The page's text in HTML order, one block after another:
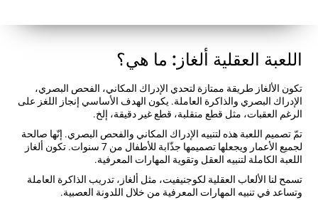
اللعبة العقلية ألغاز: ما هي؟
تكون الألغاز طريقة ممتازة لتحدي الإدراك المكاني، الفحص البصري،
الإدراك البصري والذاكرة العاملة. يكون الهدف الأساسي إنجاز اللغز على
الرغم العقبات، مثل قطع منقلبة، قطع غير دقيقة، إلخ.
تمّ تصميم اللعبة هذه لتنبيه الإدراك المكاني والفحص البصري. إنّها صالحة
لجميع الأعمار ويجعلها تصميمها جذّابة للأطفال من 7 سنوات. تكون ألغاز
اللعبة الكاملة لتنبيه العقل وتقوية المهارات المعرفية.
تسمح لنا الألعاب العقلية لكوجنيفيت، مثل ألغاز، تدريب الذاكرة العاملة
وتساعد في تنبيه المهارات المعرفية من خلال اللدونة العصبية.